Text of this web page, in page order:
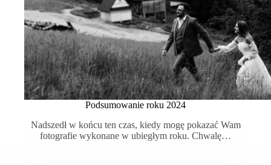
Podsumowanie roku 2024
Nadszedł w końcu ten czas, kiedy mogę pokazać Wam
fotografie wykonane w ubiegłym roku. Chwalę…